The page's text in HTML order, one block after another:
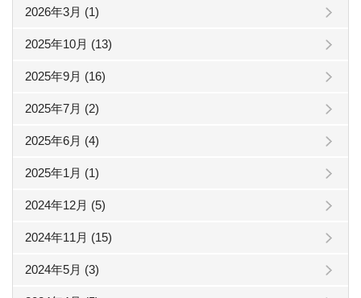
2026年3月 (1)
2025年10月 (13)
2025年9月 (16)
2025年7月 (2)
2025年6月 (4)
2025年1月 (1)
2024年12月 (5)
2024年11月 (15)
2024年5月 (3)